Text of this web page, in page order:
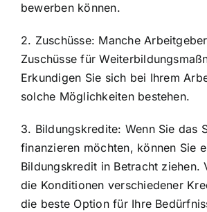
bewerben können.
2. Zuschüsse: Manche
Zuschüsse für
Erkundigen Sie sich bei Ihrem
solche Möglichkeiten bestehen.
3. Bildungskredite: Wenn Sie das
finanzieren möchten, können Sie
Bildungskredit in Betracht ziehen.
die Konditionen verschiedener
die beste Option für Ihre